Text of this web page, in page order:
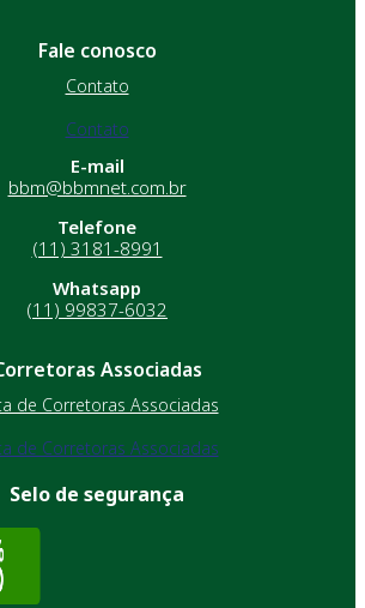
Fale conosco
Contato
Contato
E-mail
bbm@bbmnet.com.br
Telefone
(11) 3181-8991
Whatsapp
(11) 99837-6032
Associadas
de Corretoras Associadas
de Corretoras Associadas
Selo de segurança